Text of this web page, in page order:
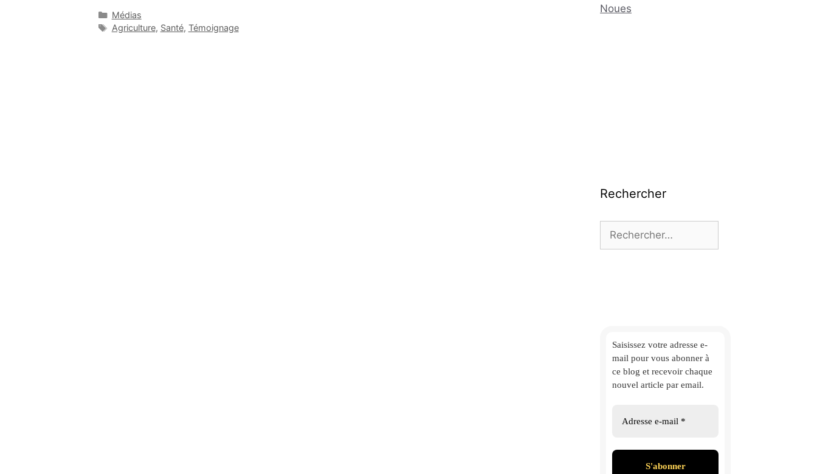
Catégories
Médias
Étiquettes
Agriculture, Santé, Témoignage
Noues
Rechercher
Rechercher :
Saisissez votre adresse e-
mail pour vous abonner à
ce blog et recevoir chaque
nouvel article par email.